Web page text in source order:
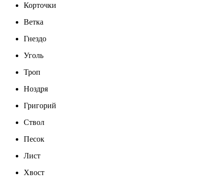
Корточки
Ветка
Гнездо
Уголь
Троп
Ноздря
Григорий
Ствол
Песок
Лист
Хвост